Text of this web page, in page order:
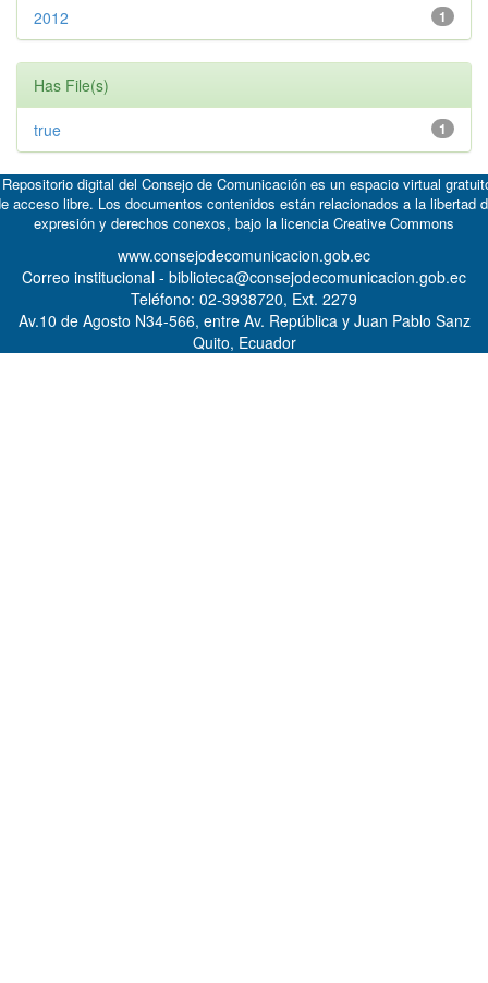
1
2012
Has File(s)
1
true
digital del Consejo de Comunicación es un espacio virtual
acceso libre. Los documentos contenidos están relacionados a la libertad
expresión y derechos conexos, bajo la licencia Creative Commons
www.consejodecomunicacion.gob.ec
Correo institucional - biblioteca@consejodecomunicacion.gob.ec
Teléfono: 02-3938720, Ext. 2279
Av.10 de Agosto N34-566, entre Av. República y Juan Pablo Sanz
Quito, Ecuador